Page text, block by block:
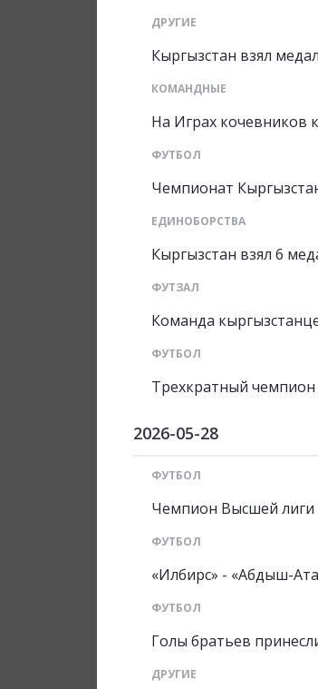
ДРУГИЕ
Кыргызстан взял
КОМАНДНЫЕ
На Играх кочевников
ФУТБОЛ
Чемпионат
ЕДИНОБОРСТВА
Кыргызстан взял 6
ФУТЗАЛ
Команда
ФУТБОЛ
Трехкратный
2026-05-28
ФУТБОЛ
Чемпион Высшей лиги
ФУТБОЛ
«Илбирс» - «Абдыш-
ФУТБОЛ
Голы братьев
ДРУГИЕ